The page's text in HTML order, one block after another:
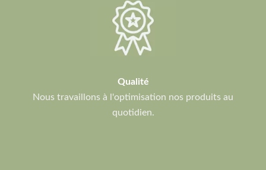
Qualité
Nous travaillons à l'optimisation nos produits au
quotidien.